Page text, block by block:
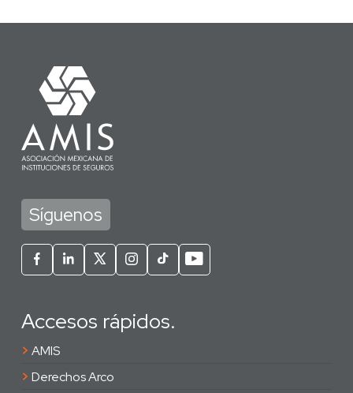
Síguenos
Accesos rápidos.
> AMIS
> Derechos Arco